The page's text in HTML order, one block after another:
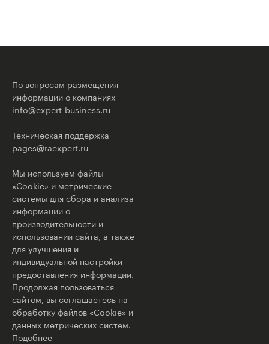
По вопросам размещения
информации о компаниях
info@expert-business.ru
Техническая поддержка
pages@raexpert.ru
Мы используем файлы
«Cookie» и метрические
системы для сбора и анализа
информации о
производительности и
использовании сайта, а также
для улучшения и
индивидуальной настройки
предоставления информации.
Продолжая пользоваться
сайтом, вы соглашаетесь на
обработку файлов «Cookie» и
данных метрических систем.
Подобнее